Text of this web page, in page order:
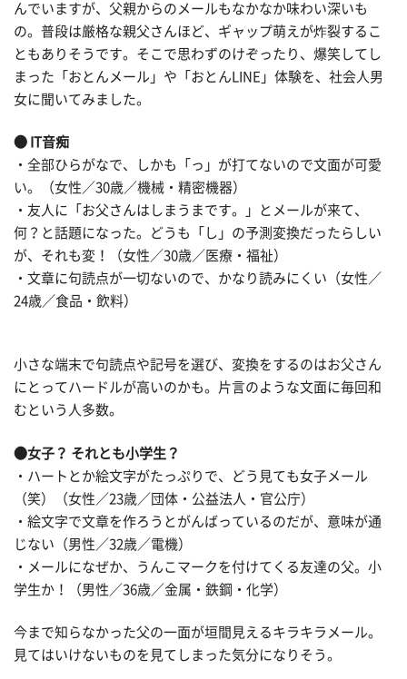
んでいますが、父親からのメールもなかなか味わい深いも
の。普段は厳格な親父さんほど、ギャップ萌えが炸裂するこ
ともありそうです。そこで思わずのけぞったり、爆笑してし
まった「おとんメール」や「おとんLINE」体験を、社会人男
女に聞いてみました。
● IT音痴
・全部ひらがなで、しかも「っ」が打てないので文面が可愛
い。（女性／30歳／機械・精密機器）
・友人に「お父さんはしまうまです。」とメールが来て、
何？と話題になった。どうも「し」の予測変換だったらしい
が、それも変！（女性／30歳／医療・福祉）
・文章に句読点が一切ないので、かなり読みにくい（女性／
24歳／食品・飲料）
小さな端末で句読点や記号を選び、変換をするのはお父さん
にとってハードルが高いのかも。片言のような文面に毎回和
むという人多数。
●女子？ それとも小学生？
・ハートとか絵文字がたっぷりで、どう見ても女子メール
（笑）（女性／23歳／団体・公益法人・官公庁）
・絵文字で文章を作ろうとがんばっているのだが、意味が通
じない（男性／32歳／電機）
・メールになぜか、うんこマークを付けてくる友達の父。小
学生か！（男性／36歳／金属・鉄鋼・化学）
今まで知らなかった父の一面が垣間見えるキラキラメール。
見てはいけないものを見てしまった気分になりそう。